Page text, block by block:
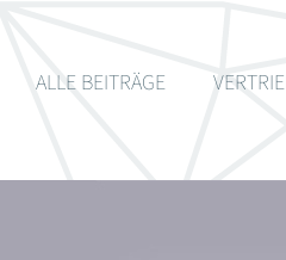
ALLE BEITRÄGE